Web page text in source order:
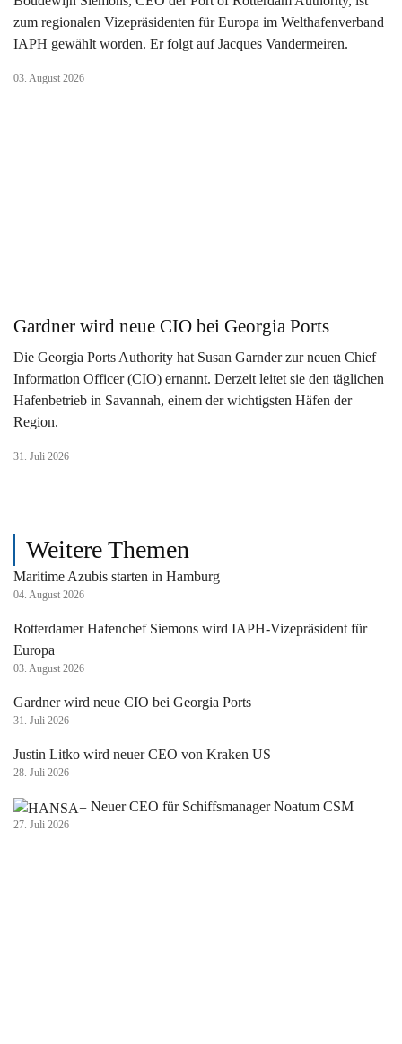
zum regionalen Vizepräsidenten für Europa im Welthafenverband
IAPH gewählt worden. Er folgt auf Jacques Vandermeiren.
03. August 2026
Gardner wird neue CIO bei Georgia Ports
Die Georgia Ports Authority hat Susan Garnder zur neuen Chief
Information Officer (CIO) ernannt. Derzeit leitet sie den täglichen
Hafenbetrieb in Savannah, einem der wichtigsten Häfen der
Region.
31. Juli 2026
Weitere Themen
Maritime Azubis starten in Hamburg
04. August 2026
Rotterdamer Hafenchef Siemons wird IAPH-Vizepräsident für
Europa
03. August 2026
Gardner wird neue CIO bei Georgia Ports
31. Juli 2026
Justin Litko wird neuer CEO von Kraken US
28. Juli 2026
Neuer CEO für Schiffsmanager Noatum CSM
27. Juli 2026